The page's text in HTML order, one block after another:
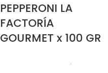
PEPPERONI LA
FACTORÍA
GOURMET x 100 GR